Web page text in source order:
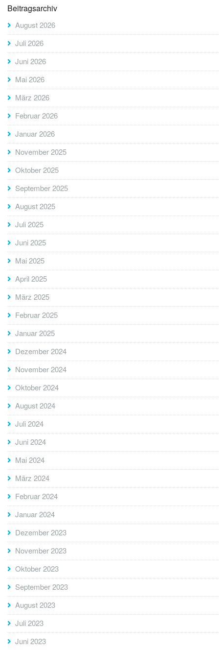
Beitragsarchiv
August 2026
Juli 2026
Juni 2026
Mai 2026
März 2026
Februar 2026
Januar 2026
November 2025
Oktober 2025
September 2025
August 2025
Juli 2025
Juni 2025
Mai 2025
April 2025
März 2025
Februar 2025
Januar 2025
Dezember 2024
November 2024
Oktober 2024
August 2024
Juli 2024
Juni 2024
Mai 2024
März 2024
Februar 2024
Januar 2024
Dezember 2023
November 2023
Oktober 2023
September 2023
August 2023
Juli 2023
Juni 2023